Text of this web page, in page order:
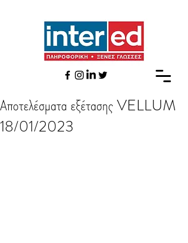
Αποτελέσματα εξέτασης VELLUM
18/01/2023